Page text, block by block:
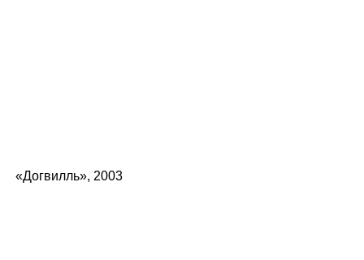
«Догвилль», 2003